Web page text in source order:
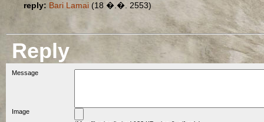
reply: Bari Lamai (18 �.�. 2553)
Reply
Message
Image